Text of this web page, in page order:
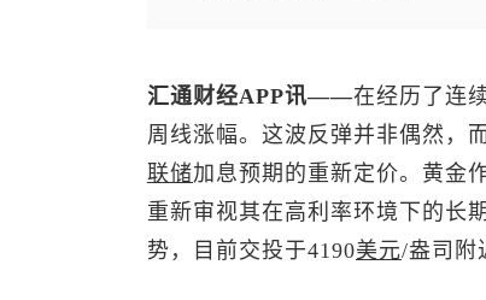
汇通财经APP讯——在经历了连
周线涨幅。这波反弹并非偶然，
联储加息预期的重新定价。黄金
重新审视其在高利率环境下的长
势，目前交投于4190美元/盎司附